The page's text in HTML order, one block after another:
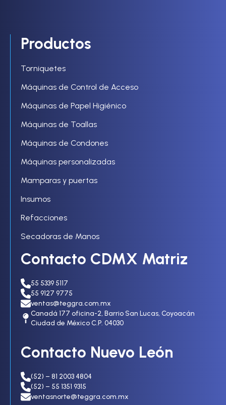
Productos
Torniquetes
Máquinas de Control de Acceso
Máquinas de Papel Higiénico
Máquinas de Toallas
Máquinas de Condones
Máquinas personalizadas
Mamparas y puertas
Insumos
Refacciones
Secadoras de Manos
Contacto CDMX Matriz
55 5339 5117
55 9127 9775
ventas@teggra.com.mx
Canadá 177 oficina-2, Barrio San Lucas, Coyoacán
Ciudad de México C.P. 04030
Contacto Nuevo León
(52) – 81 2003 4804
(52) – 55 1351 9315
ventasnorte@teggra.com.mx